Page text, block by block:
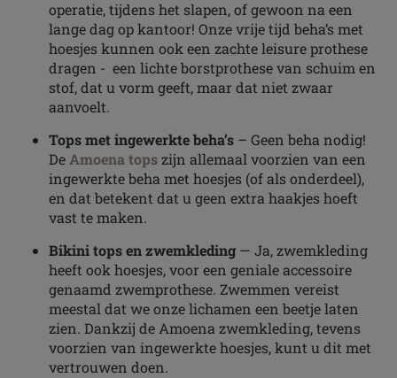
operatie, tijdens het slapen, of gewoon na een
lange dag op kantoor! Onze vrije tijd beha’s met
hoesjes kunnen ook een zachte leisure prothese
dragen - een lichte borstprothese van schuim en
stof, dat u vorm geeft, maar dat niet zwaar
aanvoelt.
Tops met ingewerkte beha’s – Geen beha nodig!
DeAmoena topszijn allemaal voorzien van een
ingewerkte beha met hoesjes (of als onderdeel),
en dat betekent dat u geen extra haakjes hoeft
vast te maken.
Bikini tops en zwemkleding — Ja, zwemkleding
heeft ook hoesjes, voor een geniale accessoire
genaamd zwemprothese. Zwemmen vereist
meestal dat we onze lichamen een beetje laten
zien. Dankzij de Amoena zwemkleding, tevens
voorzien van ingewerkte hoesjes, kunt u dit met
vertrouwen doen.